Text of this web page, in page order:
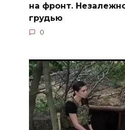
на фронт.
грудью
0